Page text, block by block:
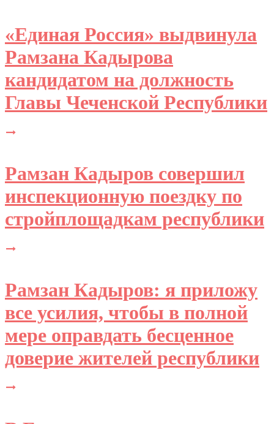
«Единая Россия» выдвинула
Рамзана Кадырова
кандидатом на должность
Главы Чеченской Республики
Рамзан Кадыров совершил
инспекционную поездку по
стройплощадкам республики
Рамзан Кадыров: я приложу
все усилия, чтобы в полной
мере оправдать бесценное
доверие жителей республики